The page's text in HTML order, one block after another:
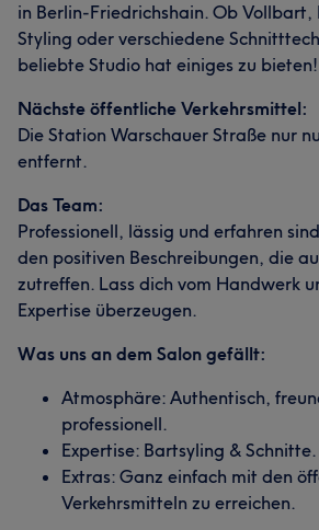
in Berlin-Friedrichshain. Ob Vollbart,
Styling oder verschiedene
beliebte Studio hat einiges zu bieten!
Nächste öffentliche Verkehrsmittel:
Die Station Warschauer Straße nur
entfernt.
Das Team:
Professionell, lässig und erfahren
den positiven Beschreibungen, die
zutreffen. Lass dich vom Handwerk
Expertise überzeugen.
Was uns an dem Salon gefällt:
Atmosphäre: Authentisch,
professionell.
Expertise: Bartsyling & Schnitte.
Extras: Ganz einfach mit den
Verkehrsmitteln zu erreichen.